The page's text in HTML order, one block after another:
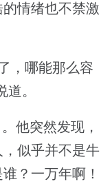
情绪也不禁激
，哪能那么容
。
他突然发现，
似乎并不是牛
？一万年啊！